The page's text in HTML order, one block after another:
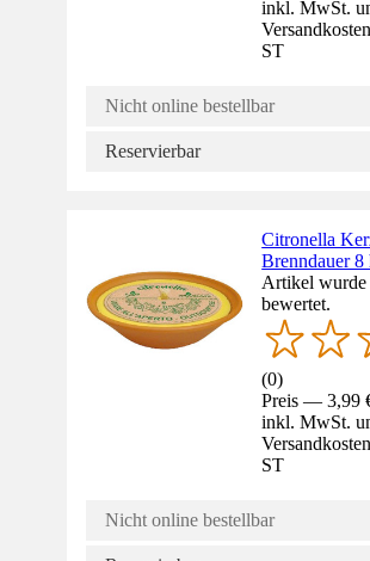
inkl. MwSt.
ST
Nicht online bestellbar
Reservierbar
Citronella
Brenndauer 8
Artikel wurde
bewertet.
(0)
Preis — 3,99
inkl. MwSt.
ST
Nicht online bestellbar